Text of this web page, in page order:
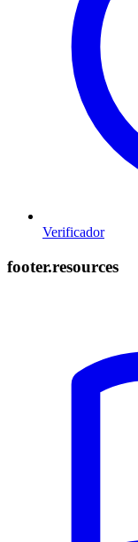
Verificador
footer.resources